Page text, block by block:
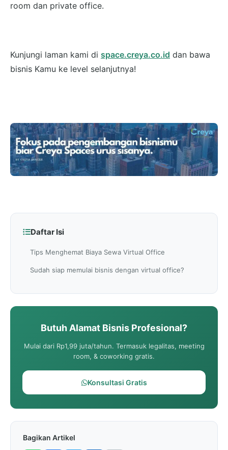
room dan private office.
Kunjungi laman kami di space.creya.co.id dan bawa
bisnis Kamu ke level selanjutnya!
Daftar Isi
Tips Menghemat Biaya Sewa Virtual Office
Sudah siap memulai bisnis dengan virtual office?
Butuh Alamat Bisnis Profesional?
Mulai dari Rp1,99 juta/tahun. Termasuk legalitas, meeting
room, & coworking gratis.
Konsultasi Gratis
Bagikan Artikel